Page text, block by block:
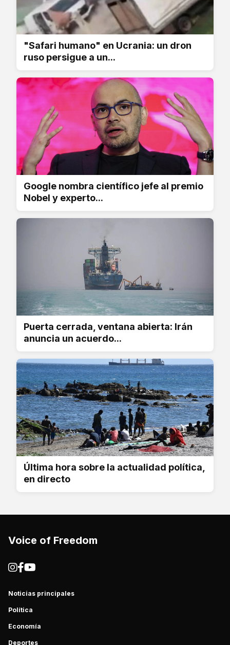
"Safari humano" en Ucrania: un dron
ruso persigue a un...
Google nombra científico jefe al premio
Nobel y experto...
Puerta cerrada, ventana abierta: Irán
anuncia un acuerdo...
Última hora sobre la actualidad política,
en directo
Voice of Freedom
Noticias principales
Política
Economía
Deportes